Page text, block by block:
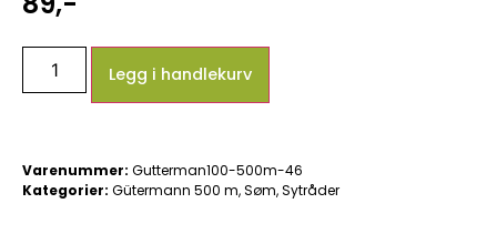
Legg i handlekurv
Varenummer: Gutterman100-500m-46
Kategorier: Gütermann 500 m,Søm,Sytråder